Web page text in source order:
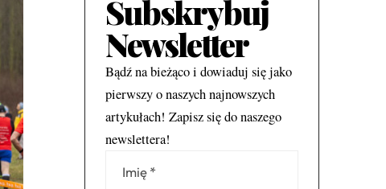
Subskrybuj
Newsletter
Bądź na bieżąco i dowiaduj się jako
pierwszy o naszych najnowszych
artykułach! Zapisz się do naszego
newslettera!
Alternative: